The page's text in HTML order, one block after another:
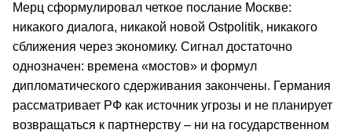
Мерц сформулировал четкое послание Москве:
никакого диалога, никакой новой Ostpolitik, никакого
сближения через экономику. Сигнал достаточно
однозначен: времена «мостов» и формул
дипломатического сдерживания закончены. Германия
рассматривает РФ как источник угрозы и не планирует
возвращаться к партнерству – ни на государственном